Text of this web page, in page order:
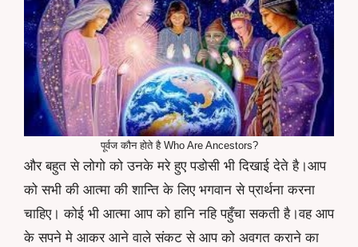
पूर्वज कौन होते है Who Are Ancestors?
और बहुत से लोगो को उनके मरे हुए पडोसी भी दिखाई देते है।आप
को सभी की आत्मा की शान्ति के लिए भगवान से प्रार्थना करना
चाहिए। कोई भी आत्मा आप को हानि नहि पहुँचा सकती है।वह आप
के सपने मे आकर आने वाले संकट से आप को अवगत कराने का